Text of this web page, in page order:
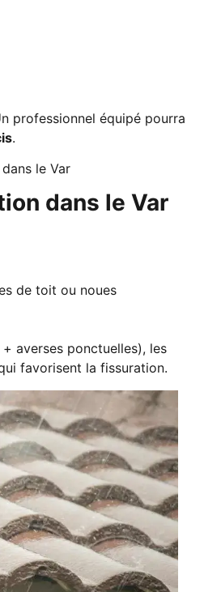
professionnel équipé pourra
.
le Var
dans le Var
de toit ou noues
averses ponctuelles), les
favorisent la fissuration.